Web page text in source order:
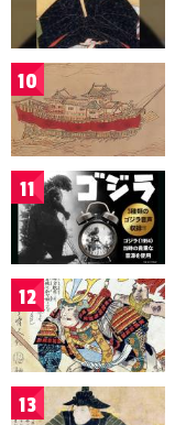
10
11
12
13